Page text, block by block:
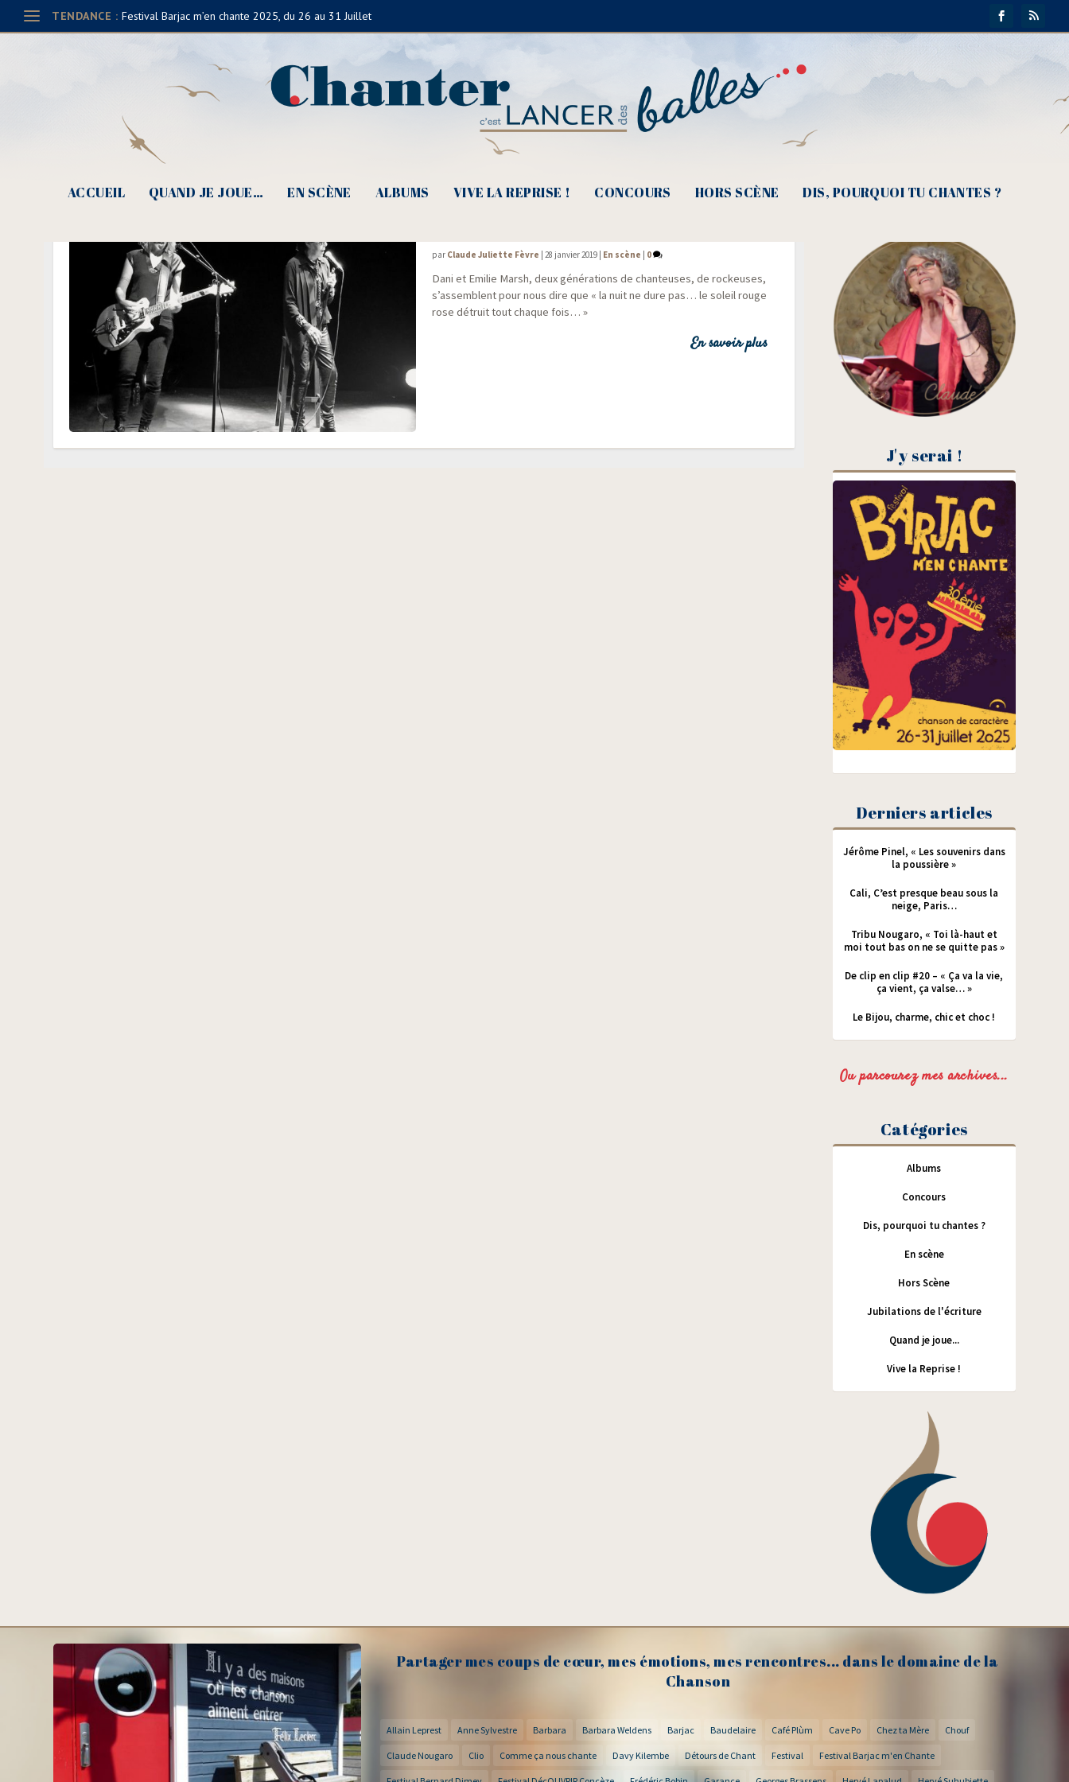
TENDANCE : Festival Barjac m’en chante 2025, du 26 au 31 Juillet
ACCUEIL QUAND JE JOUE… EN SCÈNE ALBUMS VIVE LA REPRISE ! CONCOURS HORS SCÈNE DIS, POURQUOI TU CHANTES ?
par Claude Juliette Fèvre |28 janvier 2019 En scène 0
Dani et Emi­lie Marsh, deux géné­ra­tions de chan­teuses, de rockeuses,
s’assemblent pour nous dire que « la nuit ne dure pas… le soleil rouge
rose détruit tout chaque fois… »
En savoir plus
J'y serai !
Derniers articles
Jérôme Pinel, « Les souvenirs dans
la poussière »
Cali, C’est presque beau sous la
neige, Paris…
Tribu Nougaro, « Toi là-haut et
moi tout bas on ne se quitte pas »
De clip en clip #20 – « Ça va la vie,
ça vient, ça valse… »
Le Bijou, charme, chic et choc !
Ou parcourez mes archives...
Catégories
Albums
Concours
Dis, pourquoi tu chantes ?
En scène
Hors Scène
Jubilations de l'écriture
Quand je joue...
Vive la Reprise !
Partager mes coups de cœur, mes émotions, mes rencontres... dans le domaine de la
Chanson
Allain Leprest Anne Sylvestre Barbara Barbara Weldens Barjac Baudelaire Café Plùm Cave Po Chez ta Mère Chouf
Claude Nougaro Clio Comme ça nous chante Davy Kilembe Détours de Chant Festival Festival Barjac m'en Chante